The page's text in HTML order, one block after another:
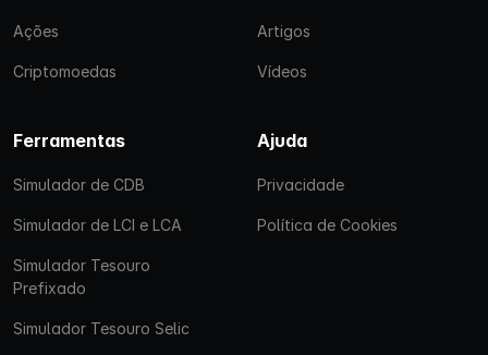
Ações
Criptomoedas
Artigos
Vídeos
Ferramentas
Simulador de CDB
Simulador de LCI e LCA
Simulador Tesouro
Prefixado
Simulador Tesouro Selic
Ajuda
Privacidade
Política de Cookies